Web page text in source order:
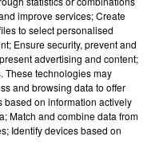
improve services; Create
to select personalised
Ensure security, prevent and
advertising and content;
These technologies may
and browsing data to offer
on information actively
Match and combine data from
Identify devices based on